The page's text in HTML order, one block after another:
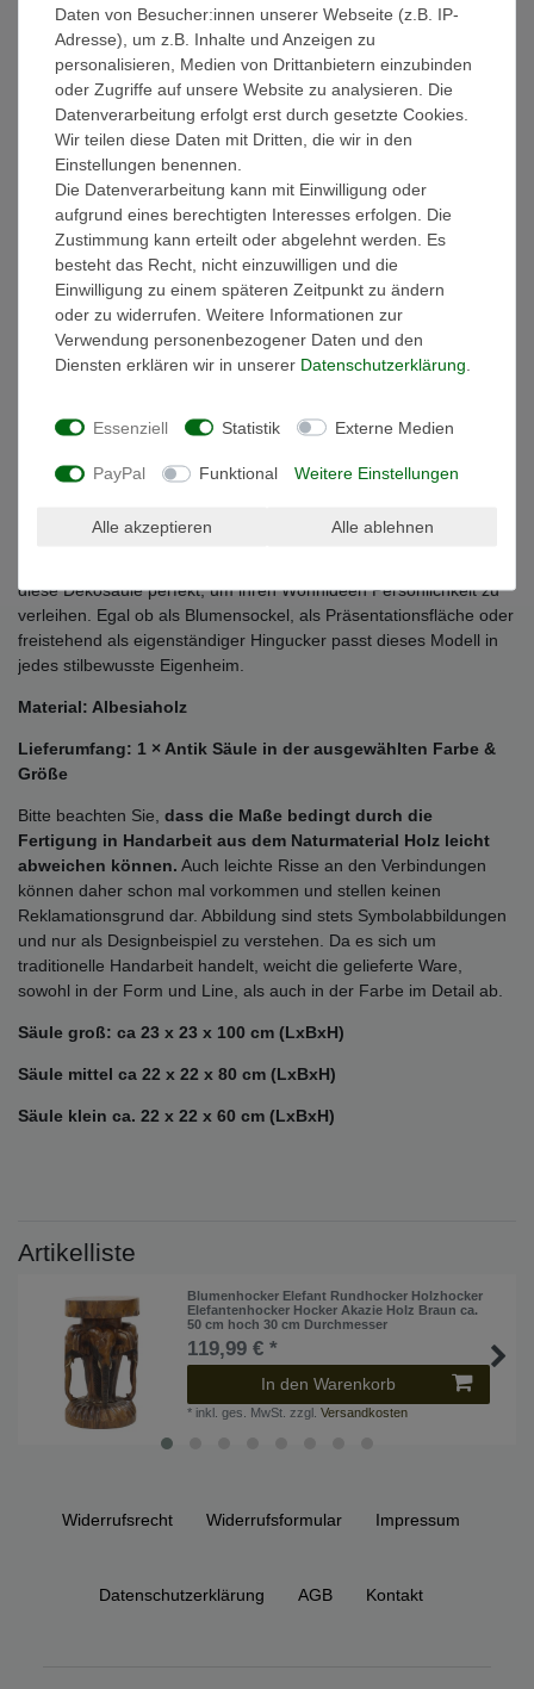
* inkl. ges. MwSt. zzgl.Versandkosten
Beschreibung
Technische Daten
EU-Verantwortlicher
Antike Dekosäule aus Holz in verschiedenen
Designs
Bitte wählen Sie eine Farbe & eine Größe aus
Wohnraum zeitlose Eleganz. Durch die Kombination von stilvoller
diese Dekosäule perfekt, um ihren Wohnideen Persönlichkeit zu
verleihen. Egal ob als Blumensockel, als Präsentationsfläche oder
freistehend als eigenständiger Hingucker passt dieses Modell in
jedes stilbewusste Eigenheim.
Material: Albesiaholz
Lieferumfang: 1 × Antik Säule in der ausgewählten Farbe &
Größe
Bitte beachten Sie, dass die Maße bedingt durch die
Fertigung in Handarbeit aus dem Naturmaterial Holz leicht
abweichen können. Auch leichte Risse an den Verbindungen
können daher schon mal vorkommen und stellen keinen
Reklamationsgrund dar. Abbildung sind stets Symbolabbildungen
und nur als Designbeispiel zu verstehen. Da es sich um
traditionelle Handarbeit handelt, weicht die gelieferte Ware,
sowohl in der Form und Line, als auch in der Farbe im Detail ab.
Säule groß: ca 23 x 23 x 100 cm (LxBxH)
Säule mittel ca 22 x 22 x 80 cm (LxBxH)
Säule klein ca. 22 x 22 x 60 cm (LxBxH)
Artikelliste
Blumenhocker Elefant Rundhocker Holzhocker
Elefantenhocker Hocker Akazie Holz Braun ca.
50 cm hoch 30 cm Durchmesser
119,99 € *
In den Warenkorb
* inkl. ges. MwSt. zzgl.Versandkosten
Widerrufs­recht Widerrufs­formular Impressum
Daten­schutz­erklärung AGB Kontakt
Daten von Besucher:innen unserer Webseite (z.B. IP-
Adresse), um z.B. Inhalte und Anzeigen zu
personalisieren, Medien von Drittanbietern einzubinden
oder Zugriffe auf unsere Website zu analysieren. Die
Datenverarbeitung erfolgt erst durch gesetzte Cookies.
Wir teilen diese Daten mit Dritten, die wir in den
Einstellungen benennen.
Die Datenverarbeitung kann mit Einwilligung oder
aufgrund eines berechtigten Interesses erfolgen. Die
Zustimmung kann erteilt oder abgelehnt werden. Es
besteht das Recht, nicht einzuwilligen und die
Einwilligung zu einem späteren Zeitpunkt zu ändern
oder zu widerrufen. Weitere Informationen zur
Verwendung personenbezogener Daten und den
Diensten erklären wir in unserer Daten­schutz­erklärung
Essenziell Statistik Externe Medien
PayPal Funktional Weitere Einstellungen
Alle akzeptieren Alle ablehnen